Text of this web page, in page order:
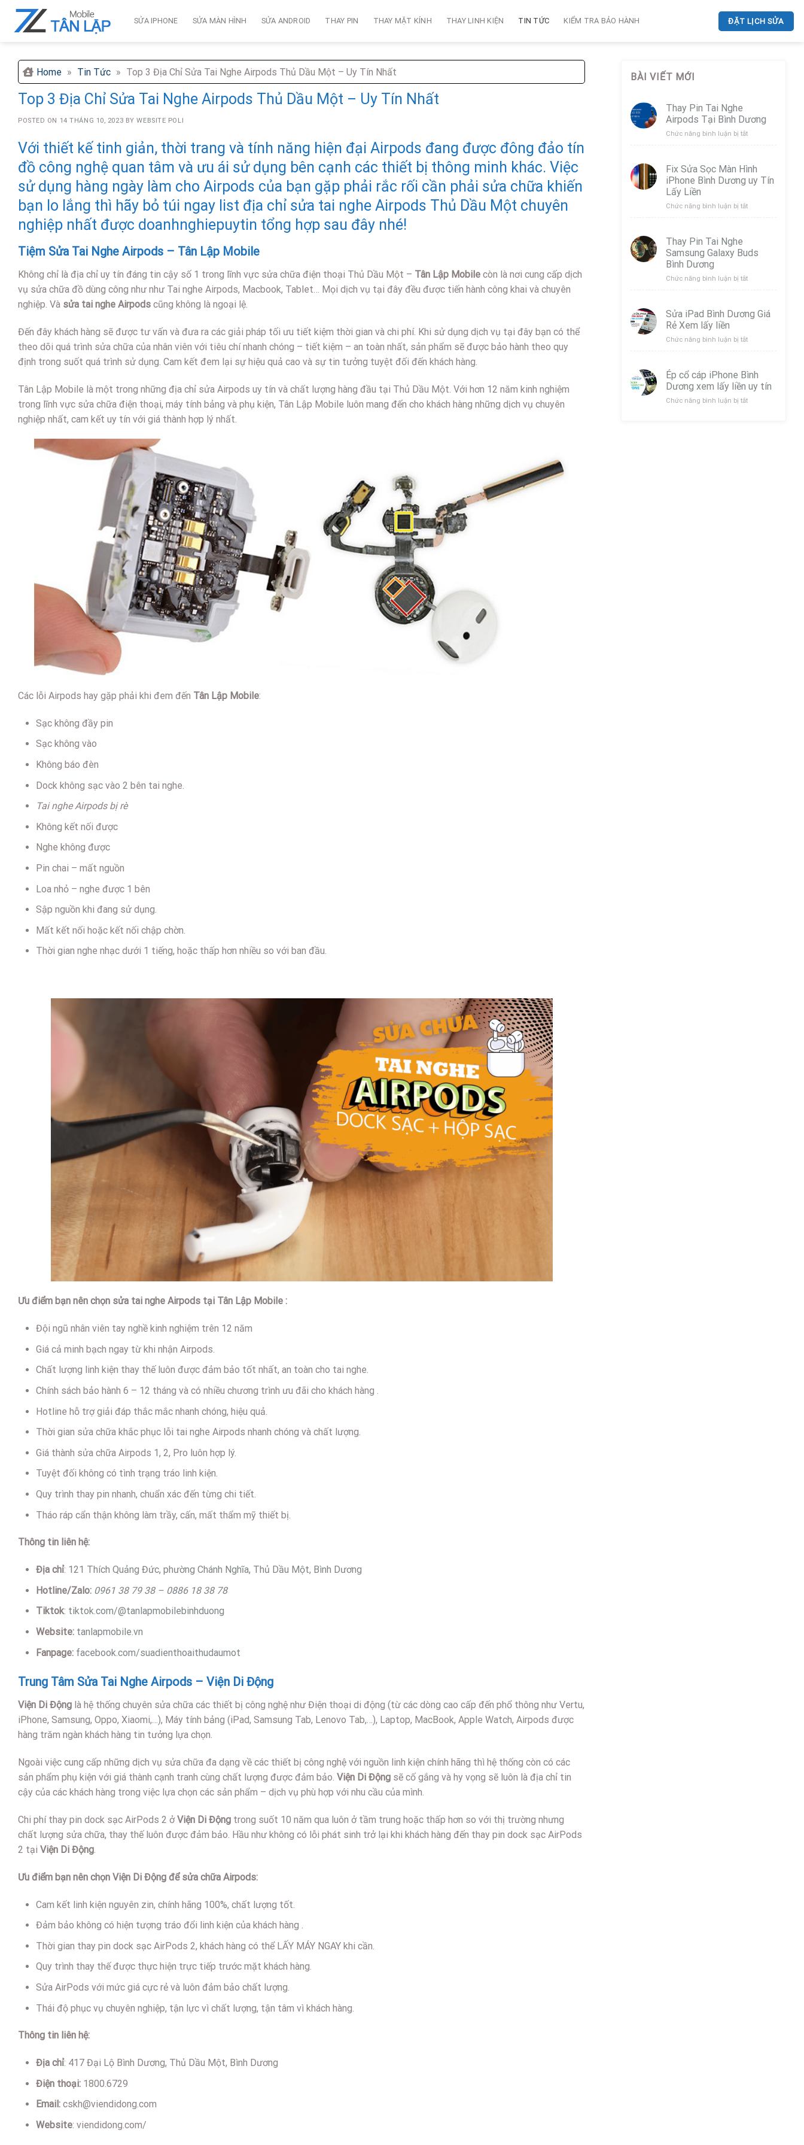
Skip
SỬA IPHONE SỬA MÀN HÌNH SỬA ANDROID THAY PIN THAY MẶT KÍNH THAY LINH KIỆN TIN TỨC KIỂM TRA BẢO HÀNH ĐẶT LỊCH SỬA
Home » Tin Tức » Top 3 Địa Chỉ Sửa Tai Nghe Airpods Thủ Dầu Một – Uy Tín Nhất
Top 3 Địa Chỉ Sửa Tai Nghe Airpods Thủ Dầu Một – Uy Tín Nhất
POSTED ON 14 THÁNG 10, 2023 BYWEBSITE POLI
Với thiết kế tinh giản, thời trang và tính năng hiện đại Airpods đang được đông đảo tín
đồ công nghệ quan tâm và ưu ái sử dụng bên cạnh các thiết bị thông minh khác. Việc
sử dụng hàng ngày làm cho Airpods của bạn gặp phải rắc rối cần phải sửa chữa khiến
bạn lo lắng thì hãy bỏ túi ngay list địa chỉ sửa tai nghe Airpods Thủ Dầu Một chuyên
nghiệp nhất được doanhnghiepuytin tổng hợp sau đây nhé!
Tiệm Sửa Tai Nghe Airpods – Tân Lập Mobile
Không chỉ là địa chỉ uy tín đáng tin cậy số 1 trong lĩnh vực sửa chữa điện thoại Thủ Dầu Một – Tân Lập Mobile còn là nơi cung cấp dịch
vụ sửa chữa đồ dùng công như như Tai nghe Airpods, Macbook, Tablet… Mọi dịch vụ tại đây đều được tiến hành công khai và chuyên
nghiệp. Và sửa tai nghe Airpods cũng không là ngoại lệ.
Đến đây khách hàng sẽ được tư vấn và đưa ra các giải pháp tối ưu tiết kiệm thời gian và chi phí. Khi sử dụng dịch vụ tại đây bạn có thể
theo dõi quá trình sửa chữa của nhân viên với tiêu chí nhanh chóng – tiết kiệm – an toàn nhất, sản phẩm sẽ được bảo hành theo quy
định trong suốt quá trình sử dụng. Cam kết đem lại sự hiệu quả cao và sự tin tưởng tuyệt đối đến khách hàng.
Tân Lập Mobile là một trong những địa chỉ sửa Airpods uy tín và chất lượng hàng đầu tại Thủ Dầu Một. Với hơn 12 năm kinh nghiệm
trong lĩnh vực sửa chữa điện thoại, máy tính bảng và phụ kiện, Tân Lập Mobile luôn mang đến cho khách hàng những dịch vụ chuyên
nghiệp nhất, cam kết uy tín với giá thành hợp lý nhất.
Các lỗi Airpods hay gặp phải khi đem đến Tân Lập Mobile:
Sạc không đầy pin
Sạc không vào
Không báo đèn
Dock không sạc vào 2 bên tai nghe.
Tai nghe Airpods bị rè
Không kết nối được
Nghe không được
Pin chai – mất nguồn
Loa nhỏ – nghe được 1 bên
Sập nguồn khi đang sử dụng.
Mất kết nối hoặc kết nối chập chờn.
Thời gian nghe nhạc dưới 1 tiếng, hoặc thấp hơn nhiều so với ban đầu.
Ưu điểm bạn nên chọn sửa tai nghe Airpods tại Tân Lập Mobile :
Đội ngũ nhân viên tay nghề kinh nghiệm trên 12 năm
Giá cả minh bạch ngay từ khi nhận Airpods.
Chất lượng linh kiện thay thế luôn được đảm bảo tốt nhất, an toàn cho tai nghe.
Chính sách bảo hành 6 – 12 tháng và có nhiều chương trình ưu đãi cho khách hàng .
Hotline hỗ trợ giải đáp thắc mắc nhanh chóng, hiệu quả.
Thời gian sửa chữa khắc phục lỗi tai nghe Airpods nhanh chóng và chất lượng.
Giá thành sửa chữa Airpods 1, 2, Pro luôn hợp lý.
Tuyệt đối không có tình trạng tráo linh kiện.
Quy trình thay pin nhanh, chuẩn xác đến từng chi tiết.
Tháo ráp cẩn thận không làm trầy, cấn, mất thẩm mỹ thiết bị.
Thông tin liên hệ:
Địa chỉ: 121 Thích Quảng Đức, phường Chánh Nghĩa, Thủ Dầu Một, Bình Dương
Hotline/Zalo: 0961 38 79 38 – 0886 18 38 78
Tiktok: tiktok.com/@tanlapmobilebinhduong
Website: tanlapmobile.vn
Fanpage: facebook.com/suadienthoaithudaumot
Trung Tâm Sửa Tai Nghe Airpods – Viện Di Động
Viện Di Động là hệ thống chuyên sửa chữa các thiết bị công nghệ như Điện thoại di động (từ các dòng cao cấp đến phổ thông như Vertu,
iPhone, Samsung, Oppo, Xiaomi,…), Máy tính bảng (iPad, Samsung Tab, Lenovo Tab,…), Laptop, MacBook, Apple Watch, Airpods được
hàng trăm ngàn khách hàng tin tưởng lựa chọn.
Ngoài việc cung cấp những dịch vụ sửa chữa đa dạng về các thiết bị công nghệ với nguồn linh kiện chính hãng thì hệ thống còn có các
sản phẩm phụ kiện với giá thành cạnh tranh cùng chất lượng được đảm bảo. Viện Di Động sẽ cố gắng và hy vọng sẽ luôn là địa chỉ tin
cậy của các khách hàng trong việc lựa chọn các sản phẩm – dịch vụ phù hợp với nhu cầu của mình.
Chi phí thay pin dock sạc AirPods 2 ởViện Di Động trong suốt 10 năm qua luôn ở tầm trung hoặc thấp hơn so với thị trường nhưng
chất lượng sửa chữa, thay thế luôn được đảm bảo. Hầu như không có lỗi phát sinh trở lại khi khách hàng đến thay pin dock sạc AirPods
2 tại Viện Di Động.
Ưu điểm bạn nên chọn Viện Di Động để sửa chữa Airpods:
Cam kết linh kiện nguyên zin, chính hãng 100%, chất lượng tốt.
Đảm bảo không có hiện tượng tráo đổi linh kiện của khách hàng .
Thời gian thay pin dock sạc AirPods 2, khách hàng có thể LẤY MÁY NGAY khi cần.
Quy trình thay thế được thực hiện trực tiếp trước mặt khách hàng.
Sửa AirPods với mức giá cực rẻ và luôn đảm bảo chất lượng.
Thái độ phục vụ chuyên nghiệp, tận lực vì chất lượng, tận tâm vì khách hàng.
Thông tin liên hệ:
Địa chỉ: 417 Đại Lộ Bình Dương, Thủ Dầu Một, Bình Dương
Điện thoại: 1800.6729
Email: cskh@viendidong.com
Website: viendidong.com/
BÀI VIẾT MỚI
Thay Pin Tai Nghe
Airpods Tại Bình Dương
Chức năng bình luận bị tắtở
Tai
Nghe
Airpods
Bình
Fix Sửa Sọc Màn Hình
iPhone Bình Dương uy Tín
Lấy Liền
Chức năng bình luận bị tắtở
Hình
Bình
Lấy
Thay Pin Tai Nghe
Samsung Galaxy Buds
Bình Dương
Chức năng bình luận bị tắtở
Nghe
Galaxy
Dương
Sửa iPad Bình Dương Giá
Rẻ Xem lấy liền
Chức năng bình luận bị tắtở
Bình
Dương
Giá
Rẻ
Ép cổ cáp iPhone Bình
Dương xem lấy liền uy tín
Chức năng bình luận bị tắtở